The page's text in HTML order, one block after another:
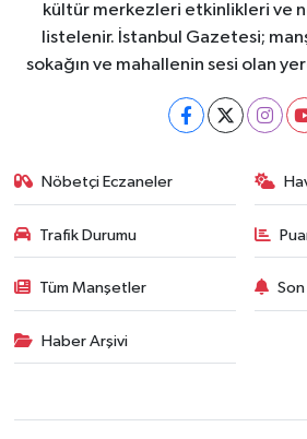
kültür merkezleri etkinlikleri ve
listelenir. İstanbul Gazetesi;
sokağın ve mahallenin sesi olan
Nöbetçi Eczaneler
Trafik Durumu
Tüm Manşetler
Haber Arşivi